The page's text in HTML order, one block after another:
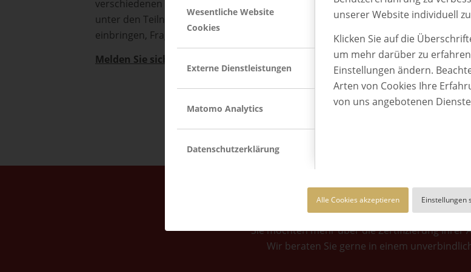
Wesentliche Website
Cookies
Externe Dienstleistungen
Matomo Analytics
Datenschutzerklärung
unserer Website individuell
Klicken Sie auf die
um mehr darüber zu
Einstellungen ändern.
Arten von Cookies Ihre
von uns angebotenen
Alle Cookies akzeptieren Einstellungen
verschiedenen Ausbildungsthemen. Im Anschluss erwartet Sie ein intensiver
unter den Teilnehmer:innen. Dabei können Sie eigene Themen aus Ihrer
einbringen, Fragen stellen oder Interessantes aus der Ausbildungswelt teilen.
Melden Sie sich hier an.
KOSTENFREIE
Sie möchten mehr über die Zertifizierung Ihrer
Wir beraten Sie gerne in einem